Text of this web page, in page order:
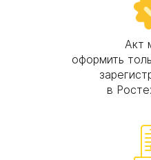
Измерение
мегаомметром
линий (по одной линии):
двухпроводная
Акт
оформить
в